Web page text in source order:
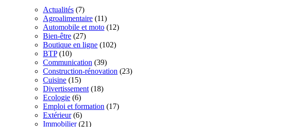
Actualités (7)
Agroalimentaire (11)
Automobile et moto (12)
Bien-être (27)
Boutique en ligne (102)
BTP(10)
Communication (39)
Construction-rénovation (23)
Cuisine (15)
Divertissement (18)
Ecologie (6)
Emploi et formation (17)
Extérieur(6)
Immobilier(21)